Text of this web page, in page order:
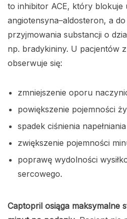
to inhibitor ACE, który blokuje
angiotensyna–aldosteron, a
przyjmowania substancji o
np. bradykininy. U pacjentów
obserwuje się:
zmniejszenie oporu
powiększenie pojemności
spadek ciśnienia
zwiększenie pojemności
poprawę wydolności
sercowego.
Captopril osiąga maksymalne